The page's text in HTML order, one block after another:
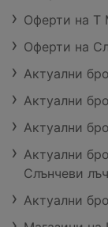
Оферти на T
Оферти на
Актуални
Актуални
Актуални
Актуални
Слънчеви
Актуални